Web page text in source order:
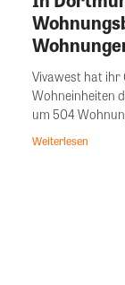
Vivawest hat
Wohneinheiten
um 504
Weiterlesen